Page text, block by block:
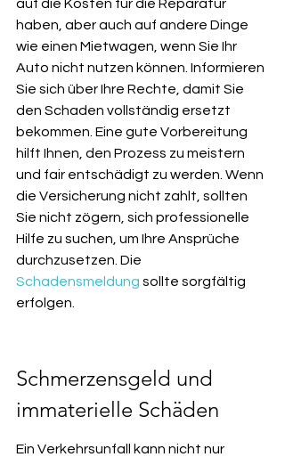
auf die Kosten für die Reparatur
haben, aber auch auf andere Dinge
wie einen Mietwagen, wenn Sie Ihr
Auto nicht nutzen können. Informieren
Sie sich über Ihre Rechte, damit Sie
den Schaden vollständig ersetzt
bekommen. Eine gute Vorbereitung
hilft Ihnen, den Prozess zu meistern
und fair entschädigt zu werden. Wenn
die Versicherung nicht zahlt, sollten
Sie nicht zögern, sich professionelle
Hilfe zu suchen, um Ihre Ansprüche
durchzusetzen. Die
Schadensmeldung sollte sorgfältig
erfolgen.
Schmerzensgeld und
immaterielle Schäden
Ein Verkehrsunfall kann nicht nur